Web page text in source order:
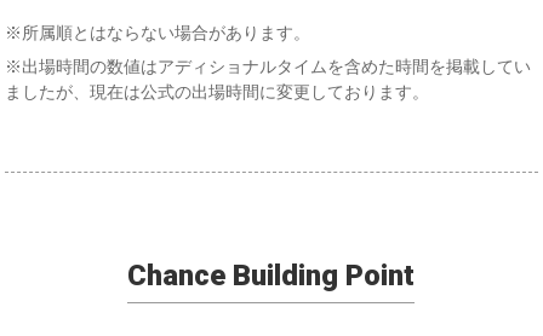
※所属順とはならない場合があります。
※出場時間の数値はアディショナルタイムを含めた時間を掲載してい
ましたが、現在は公式の出場時間に変更しております。
Chance Building Point